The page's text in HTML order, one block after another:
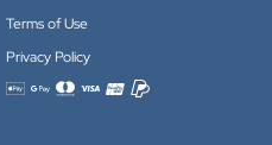
Terms of Use
Privacy Policy
Accepted payment methods